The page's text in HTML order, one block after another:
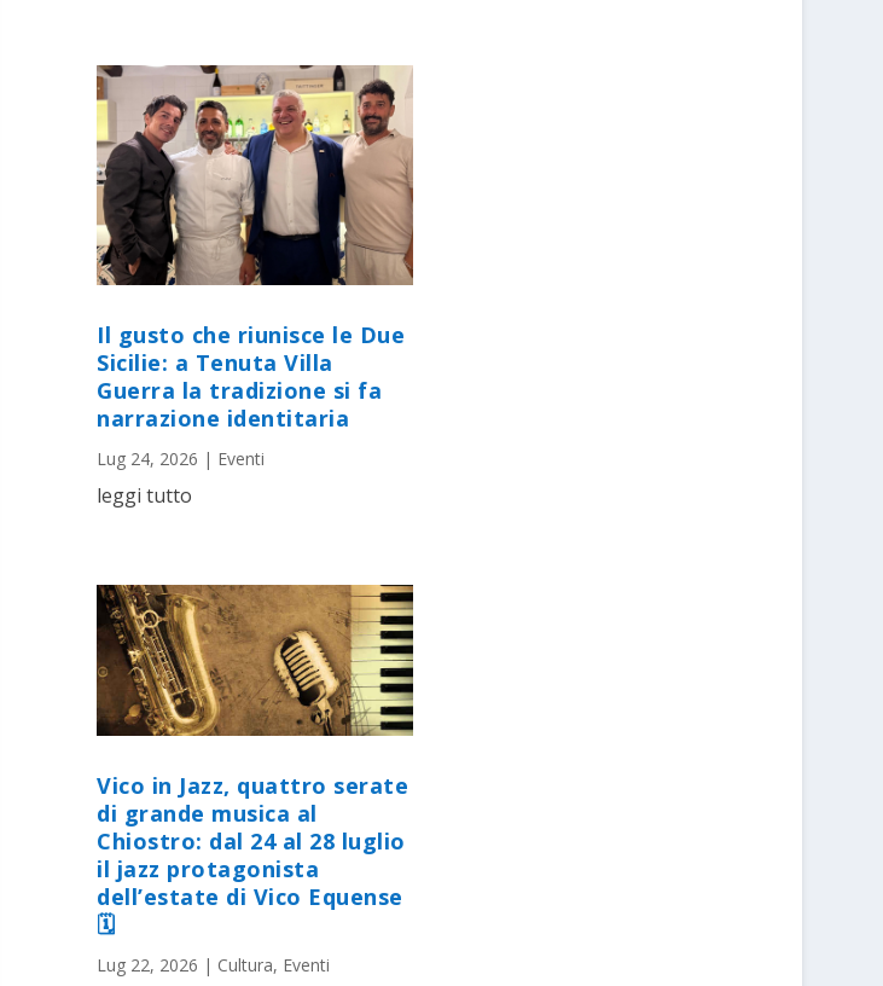
Il gusto che riunisce le Due
Sicilie: a Tenuta Villa
Guerra la tradizione si fa
narrazione identitaria
Lug 24, 2026 | Eventi
leggi tutto
Vico in Jazz, quattro serate
di grande musica al
Chiostro: dal 24 al 28 luglio
il jazz protagonista
dell’estate di Vico Equense
🗓
Lug 22, 2026 | Cultura, Eventi